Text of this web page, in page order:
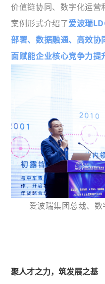
价值链协同、数字化运
案例形式介绍了爱波瑞
部署、数据融通、高效
面赋能企业核心竞争力提
爱波瑞集团总裁、
聚人才之力，筑发展之基